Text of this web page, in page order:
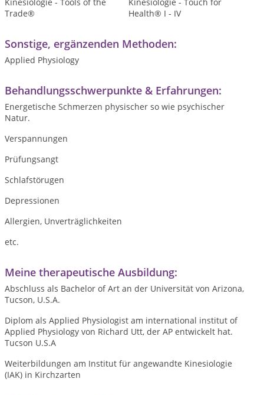
Trade®
Health® I - IV
Sonstige, ergänzenden Methoden:
Applied Physiology
Behandlungsschwerpunkte & Erfahrungen:
Energetische Schmerzen physischer so wie psychischer
Natur.
Verspannungen
Prüfungsangt
Schlafstörugen
Depressionen
Allergien, Unverträglichkeiten
etc.
Meine therapeutische Ausbildung:
Abschluss als Bachelor of Art an der Universität von Arizona,
Tucson, U.S.A.
Diplom als Applied Physiologist am international institut of
Applied Physiology von Richard Utt, der AP entwickelt hat.
Tucson U.S.A
Weiterbildungen am Institut für angewandte Kinesiologie
(IAK) in Kirchzarten